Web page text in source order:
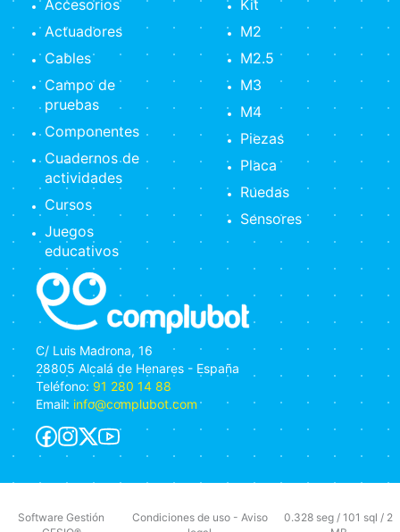
C/ Luis Madrona, 16
28805 Alcalá de Henares - España
Teléfono: 91 280 14 88
Email: info@complubot.com
Accesorios
Actuadores
Cables
Campo de
pruebas
Componentes
Cuadernos de
actividades
Cursos
Juegos
educativos
Kit
M2
M2.5
M3
M4
Piezas
Placa
Ruedas
Sensores
Software Gestión
Condiciones de uso- Aviso
0.328 seg / 101 sql / 2